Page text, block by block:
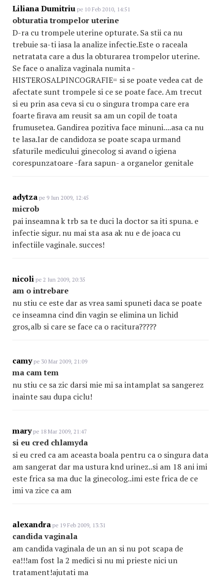
Liliana Dumitriu pe 10 Feb 2010, 14:51
obturatia trompelor uterine
D-ra cu trompele uterine opturate. Sa stii ca nu
trebuie sa-ti iasa la analize infectie.Este o raceala
netratata care a dus la obturarea trompelor uterine.
Se face o analiza vaginala numita -
HISTEROSALPINCOGRAFIE= si se poate vedea cat de
afectate sunt trompele si ce se poate face. Am trecut
si eu prin asa ceva si cu o singura trompa care era
foarte firava am reusit sa am un copil de toata
frumusetea. Gandirea pozitiva face minuni....asa ca nu
te lasa.Iar de candidoza se poate scapa urmand
sfaturile medicului ginecolog si avand o igiena
corespunzatoare -fara sapun- a organelor genitale
adytza pe 9 Iun 2009, 12:45
microb
pai inseamna k trb sa te duci la doctor sa iti spuna. e
infectie sigur. nu mai sta asa ak nu e de joaca cu
infectiile vaginale. succes!
nicoli pe 2 Iun 2009, 20:35
am o intrebare
nu stiu ce este dar as vrea sami spuneti daca se poate
ce inseamna cind din vagin se elimina un lichid
gros,alb si care se face ca o racitura?????
camype 30 Mar 2009, 21:09
ma cam tem
nu stiu ce sa zic darsi mie mi sa intamplat sa sangerez
inainte sau dupa ciclu!
marype 18 Mar 2009, 21:47
si eu cred chlamyda
si eu cred ca am aceasta boala pentru ca o singura data
am sangerat dar ma ustura knd urinez..si am 18 ani imi
este frica sa ma duc la ginecolog..imi este frica de ce
imi va zice ca am
alexandra pe 19 Feb 2009, 13:31
candida vaginala
am candida vaginala de un an si nu pot scapa de
ea!!!am fost la 2 medici si nu mi prieste nici un
tratament!ajutati ma